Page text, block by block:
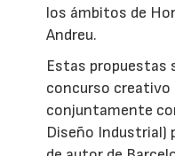
los ámbitos de
Andreu.
Estas propuestas
concurso creativo
conjuntamente
Diseño Industrial)